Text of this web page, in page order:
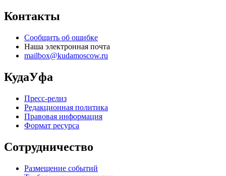
Контакты
Сообщить об ошибке
Наша электронная почта
mailbox@kudamoscow.ru
КудаУфа
Пресс-релиз
Редакционная политика
Правовая информация
Формат ресурса
Сотрудничество
Размещение событий